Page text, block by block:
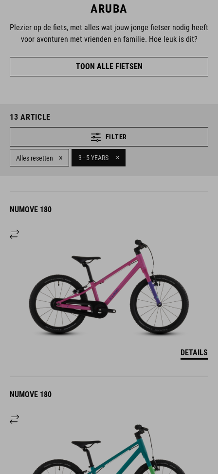
ARUBA
Plezier op de fiets, met alles wat jouw jonge fietser nodig heeft
voor avonturen met vrienden en familie. Hoe leuk is dit?
TOON ALLE FIETSEN
13 ARTICLE
FILTER
Alles resetten × 3 - 5 YEARS ×
NUMOVE 180
DETAILS
NUMOVE 180